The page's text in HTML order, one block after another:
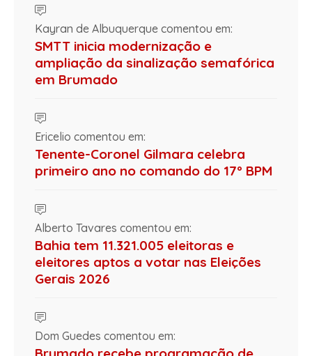
Kayran de Albuquerque comentou em:
SMTT inicia modernização e
ampliação da sinalização semafórica
em Brumado
Ericelio comentou em:
Tenente-Coronel Gilmara celebra
primeiro ano no comando do 17º BPM
Alberto Tavares comentou em:
Bahia tem 11.321.005 eleitoras e
eleitores aptos a votar nas Eleições
Gerais 2026
Dom Guedes comentou em: